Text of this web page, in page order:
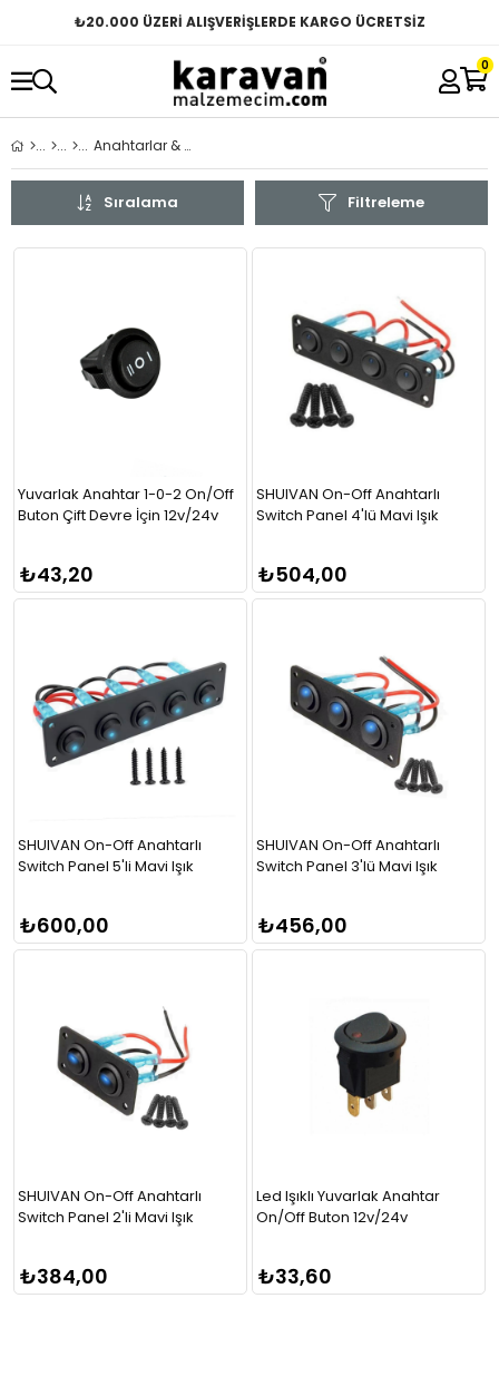
₺20.000 ÜZERİ ALIŞVERİŞLERDE KARGO ÜCRETSİZ
0
Anahtarlar & Butonlar
Filtreleme
Sıralama
Yuvarlak Anahtar 1-0-2 On/Off
Buton Çift Devre İçin 12v/24v
₺43,20
SHUIVAN On-Off Anahtarlı
Switch Panel 4'lü Mavi Işık
₺504,00
SHUIVAN On-Off Anahtarlı
Switch Panel 5'li Mavi Işık
₺600,00
SHUIVAN On-Off Anahtarlı
Switch Panel 3'lü Mavi Işık
₺456,00
SHUIVAN On-Off Anahtarlı
Switch Panel 2'li Mavi Işık
₺384,00
Led Işıklı Yuvarlak Anahtar
On/Off Buton 12v/24v
₺33,60